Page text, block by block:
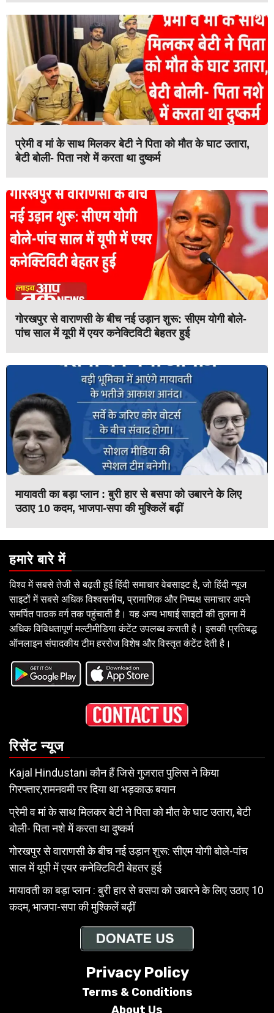
प्रेमी व मां के साथ मिलकर बेटी ने पिता को मौत के घाट उतारा,
बेटी बोली- पिता नशे में करता था दुष्कर्म
गोरखपुर से वाराणसी के बीच नई उड़ान शुरू: सीएम योगी बोले-
पांच साल में यूपी में एयर कनेक्टिविटी बेहतर हुई
मायावती का बड़ा प्लान : बुरी हार से बसपा को उबारने के लिए
उठाए 10 कदम, भाजपा-सपा की मुश्किलें बढ़ीं
हमारे बारे में
विश्व में सबसे तेजी से बढ़ती हुई हिंदी समाचार वेबसाइट है, जो हिंदी न्यूज
साइटों में सबसे अधिक विश्वसनीय, प्रामाणिक और निष्पक्ष समाचार अपने
समर्पित पाठक वर्ग तक पहुंचाती है। यह अन्य भाषाई साइटों की तुलना में
अधिक विविधतापूर्ण मल्टीमीडिया कंटेंट उपलब्ध कराती है। इसकी प्रतिबद्ध
ऑनलाइन संपादकीय टीम हररोज विशेष और विस्तृत कंटेंट देती है।
रिसेंट न्यूज
Kajal Hindustani कौन हैं जिसे गुजरात पुलिस ने किया
गिरफ्तार,रामनवमी पर दिया था भड़काऊ बयान
प्रेमी व मां के साथ मिलकर बेटी ने पिता को मौत के घाट उतारा, बेटी
बोली- पिता नशे में करता था दुष्कर्म
गोरखपुर से वाराणसी के बीच नई उड़ान शुरू: सीएम योगी बोले-पांच
साल में यूपी में एयर कनेक्टिविटी बेहतर हुई
मायावती का बड़ा प्लान : बुरी हार से बसपा को उबारने के लिए उठाए 10
कदम, भाजपा-सपा की मुश्किलें बढ़ीं
Privacy Policy
Terms & Conditions
About Us